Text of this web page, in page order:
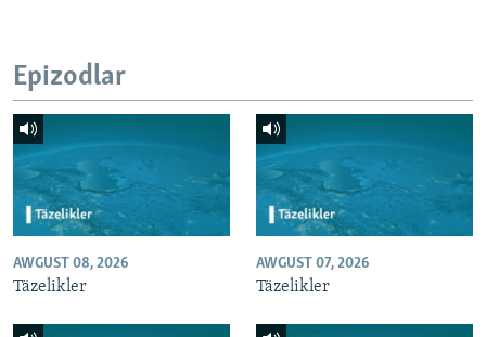
Epizodlar
AWGUST 08, 2026
Täzelikler
AWGUST 07, 2026
Täzelikler